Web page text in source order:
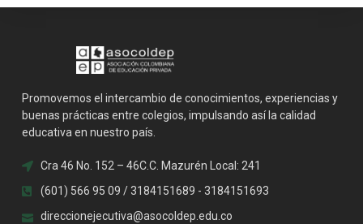
Promovemos el intercambio de conocimientos, experiencias y
buenas prácticas entre colegios, impulsando así la calidad
educativa en nuestro país.
Cra 46 No. 152 – 46C.C. Mazurén Local: 241
(601) 566 95 09 / 3184151689 - 3184151693
direccionejecutiva@asocoldep.edu.co